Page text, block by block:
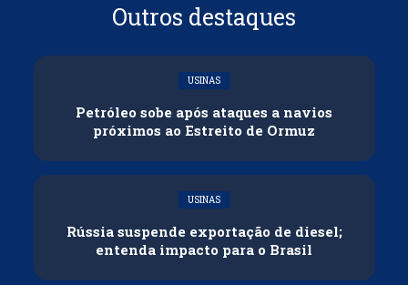
Outros destaques
USINAS
Petróleo sobe após ataques a navios
próximos ao Estreito de Ormuz
USINAS
Rússia suspende exportação de diesel;
entenda impacto para o Brasil